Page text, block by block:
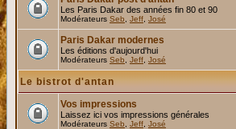
Les Paris Dakar des années fin 80 et 90
Modérateurs Seb Jeff José
Paris Dakar modernes
Les éditions d'aujourd'hui
Modérateurs Seb Jeff José
Le bistrot d'antan
Vos impressions
Laissez ici vos impressions générales
Modérateurs Seb Jeff José